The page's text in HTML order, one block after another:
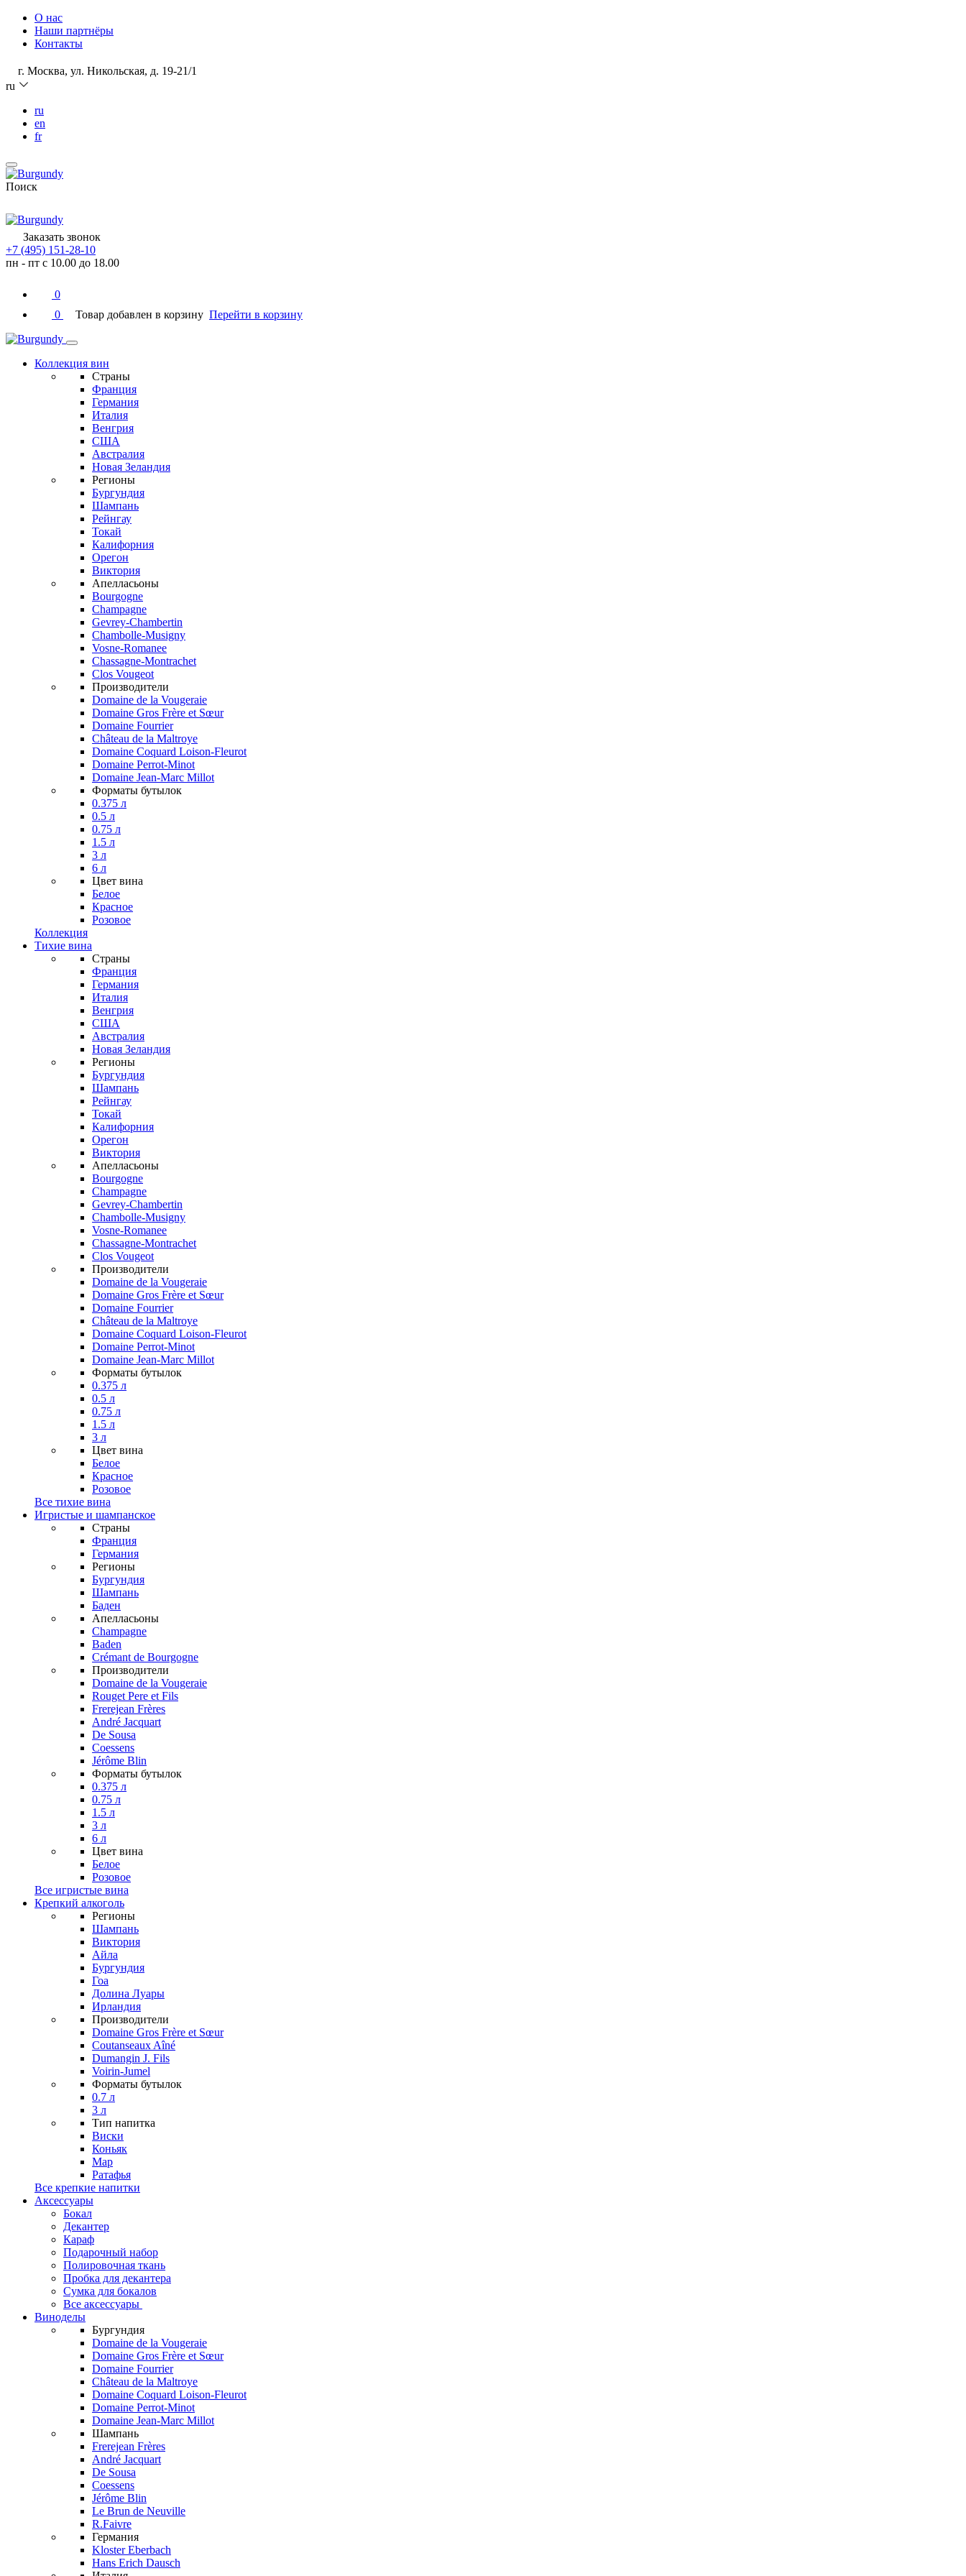
О нас
Наши партнёры
Контакты
г. Москва, ул. Никольская, д. 19-21/1
ru
ru
en
fr
Поиск
Заказать звонок
+7 (495) 151-28-10
пн - пт с 10.00 до 18.00
0
0
Товар добавлен в корзину Перейти в корзину
Коллекция вин
Страны
Франция
Германия
Италия
Венгрия
США
Австралия
Новая Зеландия
Регионы
Бургундия
Шампань
Рейнгау
Токай
Калифорния
Орегон
Виктория
Апелласьоны
Bourgogne
Champagne
Gevrey-Chambertin
Chambolle-Musigny
Vosne-Romanee
Chassagne-Montrachet
Clos Vougeot
Производители
Domaine de la Vougeraie
Domaine Gros Frère et Sœur
Domaine Fourrier
Château de la Maltroye
Domaine Coquard Loison-Fleurot
Domaine Perrot-Minot
Domaine Jean-Marc Millot
Форматы бутылок
0.375 л
0.5 л
0.75 л
1.5 л
3 л
6 л
Цвет вина
Белое
Красное
Розовое
Коллекция
Тихие вина
Страны
Франция
Германия
Италия
Венгрия
США
Австралия
Новая Зеландия
Регионы
Бургундия
Шампань
Рейнгау
Токай
Калифорния
Орегон
Виктория
Апелласьоны
Bourgogne
Champagne
Gevrey-Chambertin
Chambolle-Musigny
Vosne-Romanee
Chassagne-Montrachet
Clos Vougeot
Производители
Domaine de la Vougeraie
Domaine Gros Frère et Sœur
Domaine Fourrier
Château de la Maltroye
Domaine Coquard Loison-Fleurot
Domaine Perrot-Minot
Domaine Jean-Marc Millot
Форматы бутылок
0.375 л
0.5 л
0.75 л
1.5 л
3 л
Цвет вина
Белое
Красное
Розовое
Все тихие вина
Игристые и шампанское
Страны
Франция
Германия
Регионы
Бургундия
Шампань
Баден
Апелласьоны
Champagne
Baden
Crémant de Bourgogne
Производители
Domaine de la Vougeraie
Rouget Pere et Fils
Frerejean Frères
André Jacquart
De Sousa
Coessens
Jérôme Blin
Форматы бутылок
0.375 л
0.75 л
1.5 л
3 л
6 л
Цвет вина
Белое
Розовое
Все игристые вина
Крепкий алкоголь
Регионы
Шампань
Виктория
Айла
Бургундия
Гоа
Долина Луары
Ирландия
Производители
Domaine Gros Frère et Sœur
Coutanseaux Aîné
Dumangin J. Fils
Voirin-Jumel
Форматы бутылок
0.7 л
3 л
Тип напитка
Виски
Коньяк
Мар
Ратафья
Все крепкие напитки
Аксессуары
Бокал
Декантер
Караф
Подарочный набор
Полировочная ткань
Пробка для декантера
Сумка для бокалов
Все аксессуары
Виноделы
Бургундия
Domaine de la Vougeraie
Domaine Gros Frère et Sœur
Domaine Fourrier
Château de la Maltroye
Domaine Coquard Loison-Fleurot
Domaine Perrot-Minot
Domaine Jean-Marc Millot
Шампань
Frerejean Frères
André Jacquart
De Sousa
Coessens
Jérôme Blin
Le Brun de Neuville
R.Faivre
Германия
Kloster Eberbach
Hans Erich Dausch